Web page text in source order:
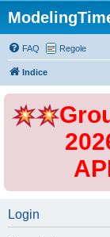
FAQ Regole
Indice
Login